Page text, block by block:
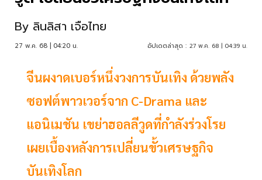
By ลินลิสา เจือไทย
27 พ.ค. 68 | 04:20 น. อัปเดตล่าสุด : 27 พ.ค. 68 | 04:39 น.
จีนผงาดเบอร์หนึ่งวงการบันเทิง ด้วยพลัง
ซอฟต์พาวเวอร์จาก C-Drama และ
แอนิเมชัน เขย่าฮอลลีวูดที่กำลังร่วงโรย
เผยเบื้องหลังการเปลี่ยนขั้วเศรษฐกิจ
บันเทิงโลก